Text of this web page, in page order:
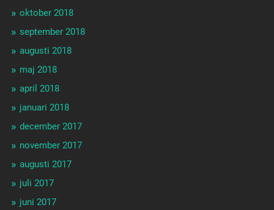
oktober 2018
september 2018
augusti 2018
maj 2018
april 2018
januari 2018
december 2017
november 2017
augusti 2017
juli 2017
juni 2017